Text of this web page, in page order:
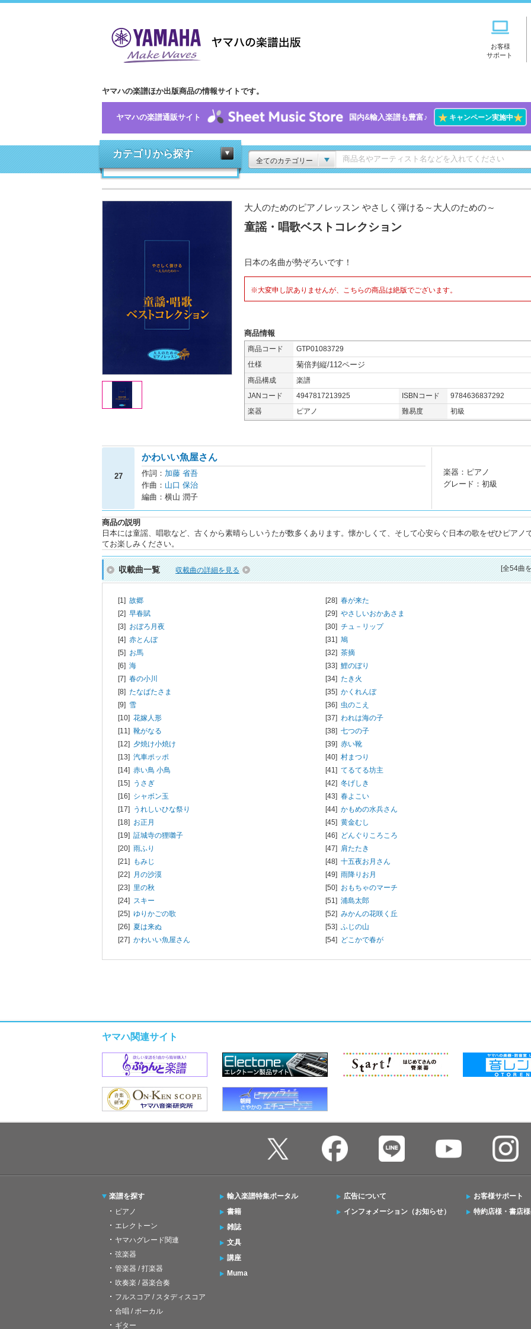
お客様
サポート
ヤマハの楽譜ほか出版商品の情報サイトです。
ヤマハの楽譜通販サイト 国内&輸入楽譜も豊富♪ ★キャンペーン実施中★
カテゴリから探す
全てのカテゴリー
大人のためのピアノレッスン やさしく弾ける～大人のための～
童謡・唱歌ベストコレクション
日本の名曲が勢ぞろいです！
※大変申し訳ありませんが、こちらの商品は絶版でございます。
商品情報
商品コード
GTP01083729
仕様
菊倍判縦/112ページ
商品構成
楽譜
JANコード
4947817213925 ISBNコード
9784636837292
楽器
ピアノ 難易度 初級
27
かわいい魚屋さん
作詞： 加藤 省吾
作曲： 山口 保治
編曲：横山 潤子
楽器：ピアノ
グレード：初級
商品の説明
日本には童謡、唱歌など、古くから素晴らしいうたが数多くあります。懐かしくて、そして心安らぐ日本の歌をぜひピアノ
てお楽しみください。
収載曲一覧 収載曲の詳細を見る [全54曲
[1] 故郷
[2] 早春賦
[3] おぼろ月夜
[4] 赤とんぼ
[5] お馬
[6] 海
[7] 春の小川
[8] たなばたさま
[9] 雪
[10] 花嫁人形
[11] 靴がなる
[12] 夕焼け小焼け
[13] 汽車ポッポ
[14] 赤い鳥 小鳥
[15] うさぎ
[16] シャボン玉
[17] うれしいひな祭り
[18] お正月
[19] 証城寺の狸囃子
[20] 雨ふり
[21] もみじ
[22] 月の沙漠
[23] 里の秋
[24] スキー
[25] ゆりかごの歌
[26] 夏は来ぬ
[27] かわいい魚屋さん
[28] 春が来た
[29] やさしいおかあさま
[30] チュ－リップ
[31] 鳩
[32] 茶摘
[33] 鯉のぼり
[34] たき火
[35] かくれんぼ
[36] 虫のこえ
[37] われは海の子
[38] 七つの子
[39] 赤い靴
[40] 村まつり
[41] てるてる坊主
[42] 冬げしき
[43] 春よこい
[44] かもめの水兵さん
[45] 黄金むし
[46] どんぐりころころ
[47] 肩たたき
[48] 十五夜お月さん
[49] 雨降りお月
[50] おもちゃのマーチ
[51] 浦島太郎
[52] みかんの花咲く丘
[53] ふじの山
[54] どこかで春が
ヤマハ関連サイト
楽譜を探す
ピアノ
エレクトーン
ヤマハグレード関連
弦楽器
管楽器 / 打楽器
吹奏楽 / 器楽合奏
フルスコア / スタディスコア
合唱 / ボーカル
ギター
輸入楽譜特集ポータル
書籍
雑誌
文具
講座
Muma
広告について
インフォメーション（お知らせ）
お客様サポート
特約店様・書店